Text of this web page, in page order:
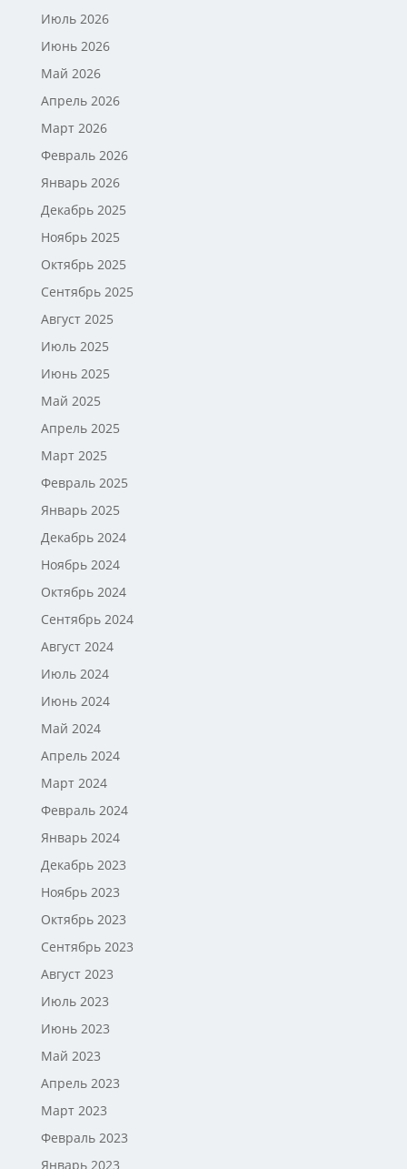
Июль 2026
Июнь 2026
Май 2026
Апрель 2026
Март 2026
Февраль 2026
Январь 2026
Декабрь 2025
Ноябрь 2025
Октябрь 2025
Сентябрь 2025
Август 2025
Июль 2025
Июнь 2025
Май 2025
Апрель 2025
Март 2025
Февраль 2025
Январь 2025
Декабрь 2024
Ноябрь 2024
Октябрь 2024
Сентябрь 2024
Август 2024
Июль 2024
Июнь 2024
Май 2024
Апрель 2024
Март 2024
Февраль 2024
Январь 2024
Декабрь 2023
Ноябрь 2023
Октябрь 2023
Сентябрь 2023
Август 2023
Июль 2023
Июнь 2023
Май 2023
Апрель 2023
Март 2023
Февраль 2023
Январь 2023